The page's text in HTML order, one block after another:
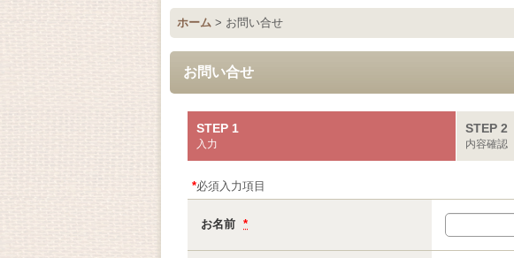
ホーム > お問い合せ
お問い合せ
STEP 1
入力
STEP 2
内容確認
*必須入力項目
お名前 *